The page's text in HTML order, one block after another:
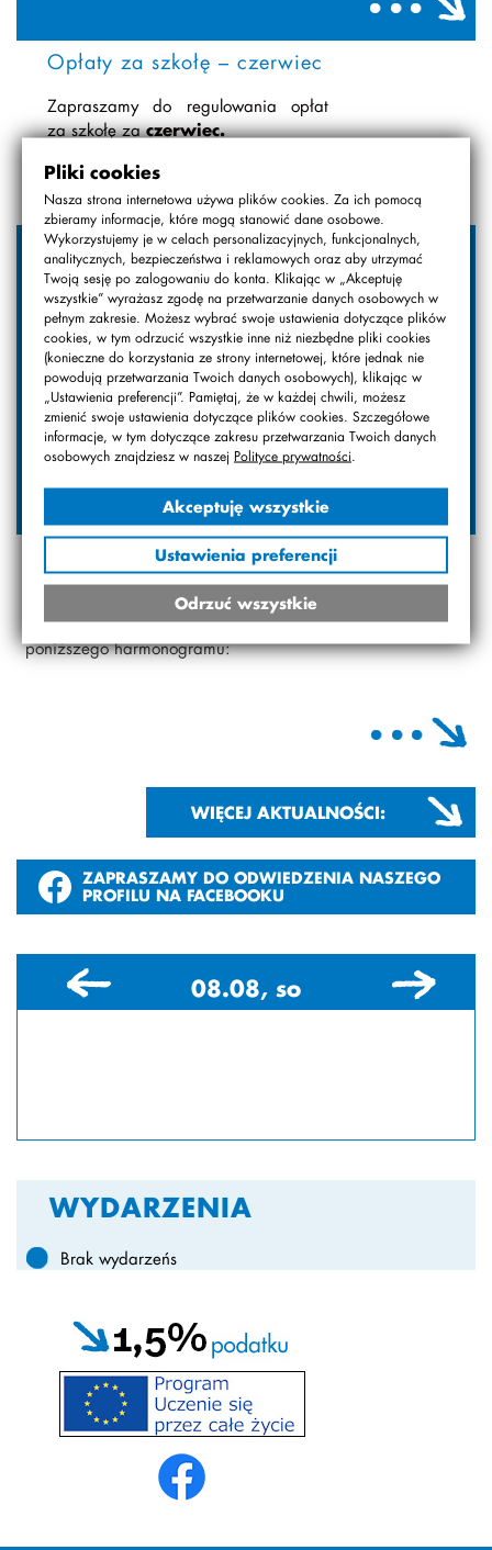
Pliki cookies
Nasza strona internetowa używa plików cookies. Za ich pomocą
zbieramy informacje, które mogą stanowić dane osobowe.
Wykorzystujemy je w celach personalizacyjnych, funkcjonalnych,
analitycznych, bezpieczeństwa i reklamowych oraz aby utrzymać
Twoją sesję po zalogowaniu do konta. Klikając w „Akceptuję
wszystkie” wyrażasz zgodę na przetwarzanie danych osobowych w
pełnym zakresie. Możesz wybrać swoje ustawienia dotyczące plików
cookies, w tym odrzucić wszystkie inne niż niezbędne pliki cookies
(konieczne do korzystania ze strony internetowej, które jednak nie
powodują przetwarzania Twoich danych osobowych), klikając w
„Ustawienia preferencji”. Pamiętaj, że w każdej chwili, możesz
zmienić swoje ustawienia dotyczące plików cookies. Szczegółowe
informacje, w tym dotyczące zakresu przetwarzania Twoich danych
osobowych znajdziesz w naszej Polityce prywatności
Akceptuję wszystkie
Ustawienia preferencji
Odrzuć wszystkie
Opłaty za szkołę – czerwiec
Zapraszamy do regulowania opłat
za szkołę zaczerwiec.
Wyniki wyborów
do samorządu uczniowskiego
2026/2027 [SP]
Odbyły się juz wybory do Samorządu
uczniowskiego. Poniżej wyniki
głosowania uczniów SP nr 24 STO:
Zakończenie roku szkolnego
Zapraszamy na uroczyste zakończenie roku
szkolnego, które odbędzie się według
poniższego harmonogramu:
WIĘCEJ AKTUALNOŚCI:
ZAPRASZAMY DO ODWIEDZENIA NASZEGO
PROFILU NA FACEBOOKU
08.08, so
WYDARZENIA
Brak wydarzeńs